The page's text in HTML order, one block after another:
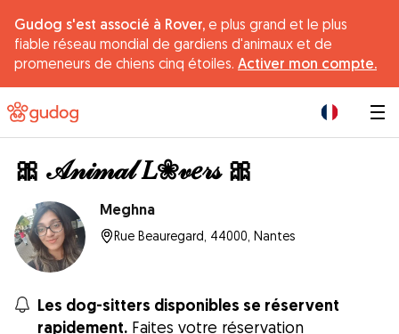
Gudog s'est associé à Rover, e plus grand et le plus
fiable réseau mondial de gardiens d'animaux et de
promeneurs de chiens cinq étoiles. Activer mon compte.
🎀 𝒜𝓃𝒾𝓂𝒶𝓁 𝐿❀𝓋𝑒𝓇𝓈 🎀
Meghna
Rue Beauregard, 44000, Nantes
Les dog-sitters disponibles se réservent
rapidement. Faites votre réservation